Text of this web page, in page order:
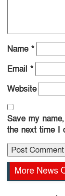
Name *
Email *
Website
Save my
the next time I
More News